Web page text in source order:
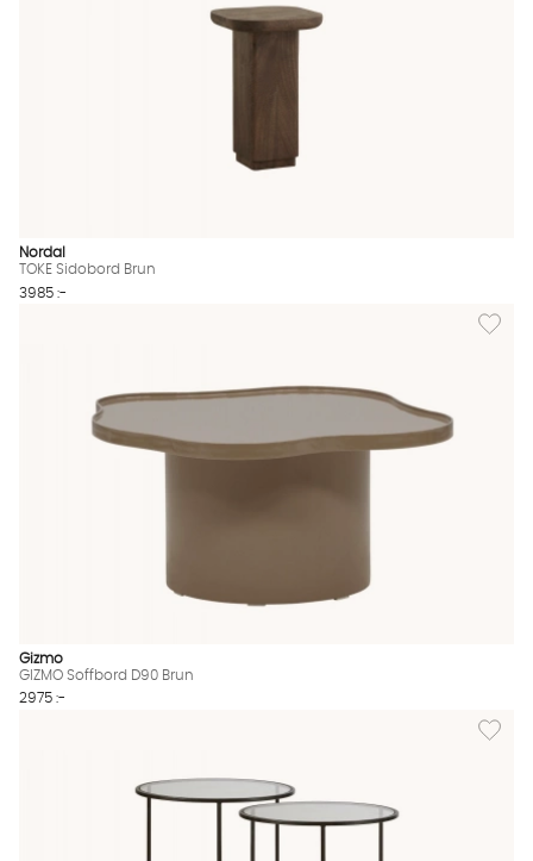
Nordal
TOKE Sidobord Brun
3985 :-
Lägg
Gizmo
GIZMO Soffbord D90 Brun
2975 :-
Lägg